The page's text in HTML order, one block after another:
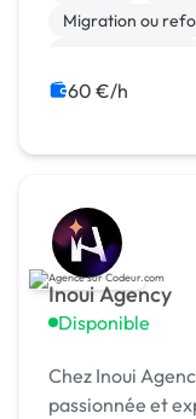
Migration ou
Création de site
60 €/h
Inoui Agency
Disponible
Chez Inoui
passionnée et